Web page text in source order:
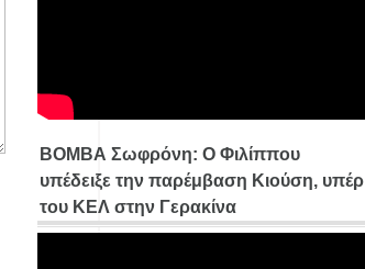
ΒΟΜΒΑ Σωφρόνη: Ο Φιλίππου
υπέδειξε την παρέμβαση Κιούση, υπέρ
του ΚΕΛ στην Γερακίνα